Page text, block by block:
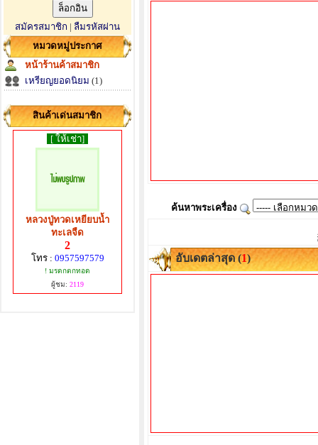
สมัครสมาชิก | ลืมรหัสผ่าน
หมวดหมู่ประกาศ
หน้าร้านค้าสมาชิก
เหรียญยอดนิยม (1)
สินค้าเด่นสมาชิก
[ ให้เช่า]
หลวงปู่ทวดเหยียบน้ำ
ทะเลจืด
2
โทร : 0957597579
! มรดกตกทอด
ผู้ชม: 2119
ค้นหาพระเครื่อง
อับเดตล่าสุด (1)